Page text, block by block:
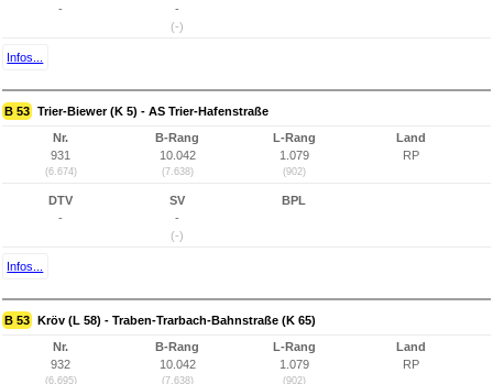
-
-
(-)
Infos...
B 53 Trier-Biewer (K 5) - AS Trier-Hafenstraße
Nr.
931
(6.674)
B-Rang
10.042
(7.638)
L-Rang
1.079
(902)
Land
RP
DTV
-
SV
-
(-)
BPL
Infos...
B 53 Kröv (L 58) - Traben-Trarbach-Bahnstraße (K 65)
Nr.
932
(6.695)
B-Rang
10.042
(7.638)
L-Rang
1.079
(902)
Land
RP